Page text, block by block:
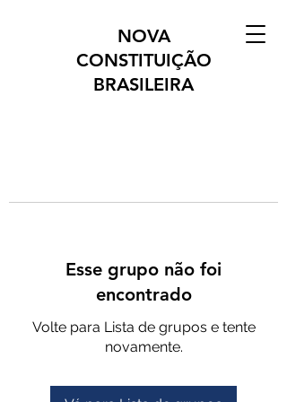
NOVA
CONSTITUIÇÃO
BRASILEIRA
Esse grupo não foi
encontrado
Volte para Lista de grupos e tente
novamente.